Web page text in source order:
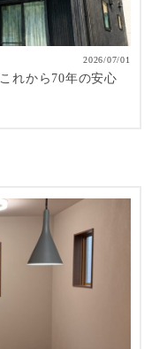
2026/07/01
れから70年の安心